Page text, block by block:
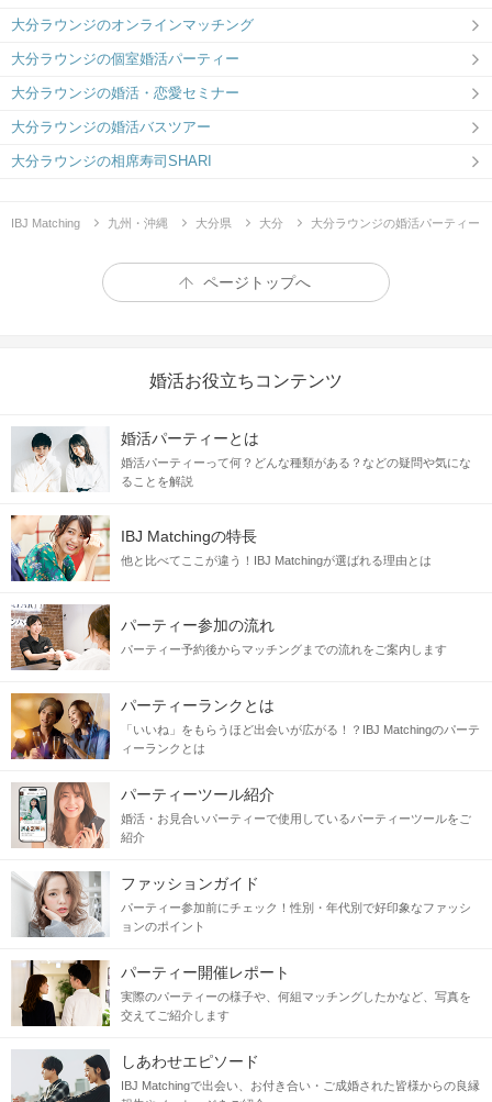
IRISH PUB THE HIVEさんの横から進んで右手のエレベーターで２Ｆへ
エレベーターを出て右手に会場がございます。
大分ラウンジのオンラインマッチング
大分ラウンジの個室婚活パーティー
大分ラウンジの婚活・恋愛セミナー
大分ラウンジの婚活バスツアー
大分ラウンジの相席寿司SHARI
IBJ Matching 九州・沖縄 大分県 大分 大分ラウンジの婚活パーティー
ページトップへ
婚活お役立ちコンテンツ
婚活パーティーとは
婚活パーティーって何？どんな種類がある？などの疑問や気にな
ることを解説
IBJ Matchingの特長
他と比べてここが違う！IBJ Matchingが選ばれる理由とは
パーティー参加の流れ
パーティー予約後からマッチングまでの流れをご案内します
パーティーランクとは
「いいね」をもらうほど出会いが広がる！？IBJ Matchingのパーテ
ィーランクとは
パーティーツール紹介
婚活・お見合いパーティーで使用しているパーティーツールをご
紹介
ファッションガイド
パーティー参加前にチェック！性別・年代別で好印象なファッシ
ョンのポイント
パーティー開催レポート
実際のパーティーの様子や、何組マッチングしたかなど、写真を
交えてご紹介します
しあわせエピソード
IBJ Matchingで出会い、お付き合い・ご成婚された皆様からの良縁